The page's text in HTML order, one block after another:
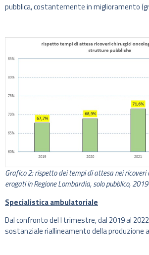
pubblica, costantemente in miglioramento
Grafico 2: rispetto dei tempi di attesa nei ricoveri
erogati in Regione Lombardia, solo pubblico,
Specialistica ambulatoriale
Dal confronto del I trimestre, dal 2019 al
sostanziale riallineamento della produzione